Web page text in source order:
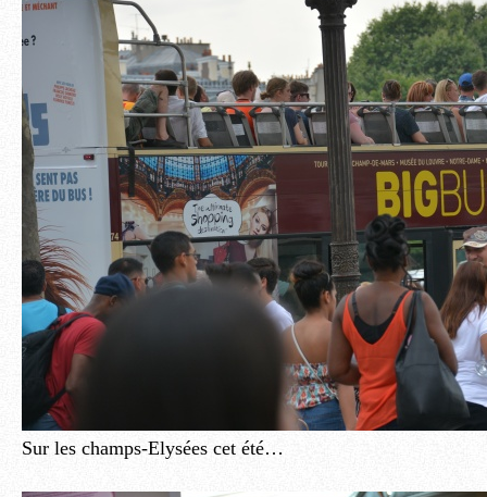
Sur les champs-Elysées cet été…